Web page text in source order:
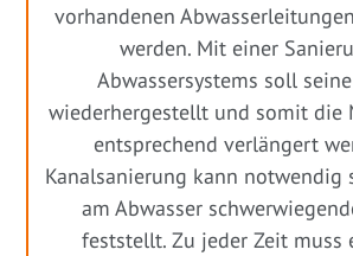
vorhandenen
werden. Mit einer
Abwassersystems soll
wiederhergestellt und somit die
entsprechend verlängert
Kanalsanierung kann notwendig
am Abwasser
feststellt. Zu jeder Zeit muss